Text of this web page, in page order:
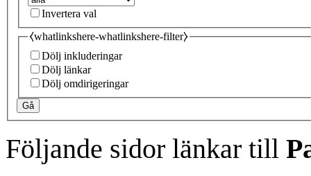
Invertera val
⧼whatlinkshere-whatlinkshere-filter⧽
Dölj inkluderingar
Dölj länkar
Dölj omdirigeringar
Gå
Följande sidor länkar till